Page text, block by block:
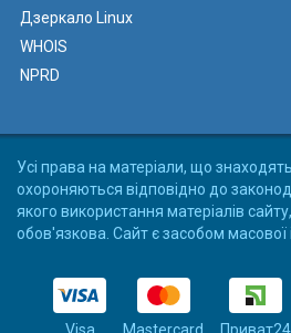
Дзеркало Linux
WHOIS
NPRD
Усі права на матеріали, що
охороняються відповідно до
якого використання матеріалів
обов'язкова. Сайт є засобом масової